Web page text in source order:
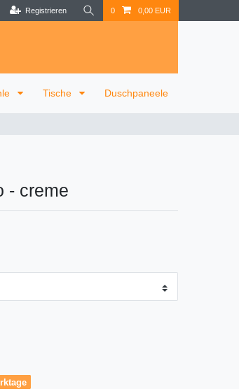
Registrieren 0 0,00 EUR
Tische Duschpaneele
- creme